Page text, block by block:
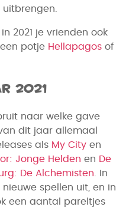
uitbrengen.
2021 je vrienden ook
potje Hellapagos of
2021
naar welke gave
dit jaar allemaal
als My City en
Jonge Helden en De
De Alchemisten . In
spellen uit, en in
een aantal pareltjes